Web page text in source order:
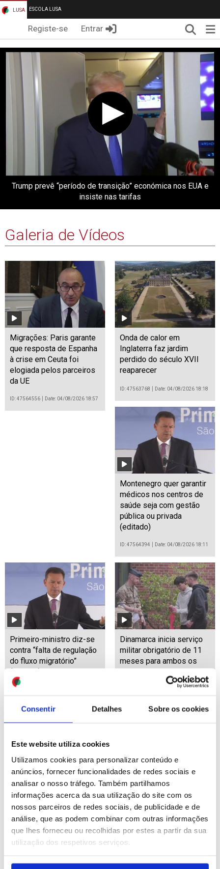
Consentir Detalhes Sobre os cookies
Este website utiliza cookies
Utilizamos cookies para personalizar conteúdo e
anúncios, fornecer funcionalidades de redes sociais e
analisar o nosso tráfego. Também partilhamos
informações acerca da sua utilização do site com os
nossos parceiros de redes sociais, de publicidade e de
análise, que as podem combinar com outras informações
que lhes forneceu ou recolhidas por estes a partir da sua
utilização dos respetivos serviços.
LUSA ESCOLA LUSA
Registe-se Entrar
Trump prevê “período de transição” económica nos EUA e
insiste nas tarifas
Galeria de Vídeos
Migrações: Paris garante
que resposta de Espanha
à crise em Ceuta foi
elogiada pelos parceiros
da UE
ID: 47564556 Date: 04/08/2026 18:57
Onda de calor em
Inglaterra faz jardim
perdido do século XVII
reaparecer
ID: 47563768 Date: 04/08/2026 18:18
Montenegro quer garantir
médicos nos centros de
saúde seja com gestão
pública ou privada
(editado)
ID: 47564394 Date: 04/08/2026 18:11
Primeiro-ministro diz-se
contra “falta de regulação
do fluxo migratório”
(editado)
Dinamarca inicia serviço
militar obrigatório de 11
meses para ambos os
Ucrânia: Três mortos na
região de Sumi após
ataque russo
ID: 47562282
Japão deve reforçar
exército com urgência -
ministro da defesa
ID: 47562089 Date: 04/08/2026 10:50